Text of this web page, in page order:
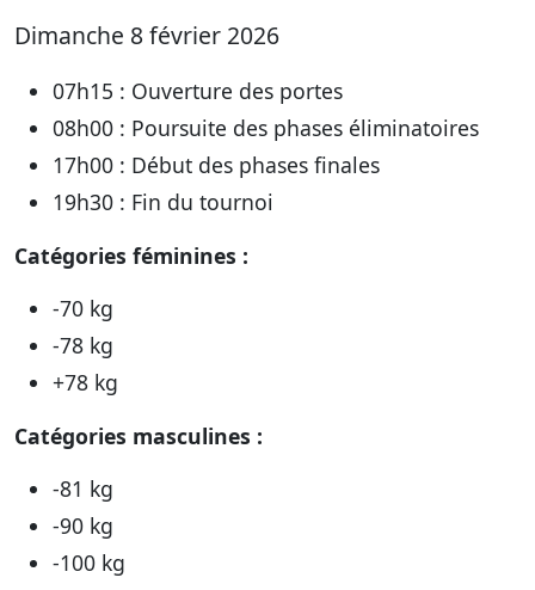
Dimanche 8 février 2026
07h15 : Ouverture des portes
08h00 : Poursuite des phases éliminatoires
17h00 : Début des phases finales
19h30 : Fin du tournoi
Catégories féminines :
-70 kg
-78 kg
+78 kg
Catégories masculines :
-81 kg
-90 kg
-100 kg